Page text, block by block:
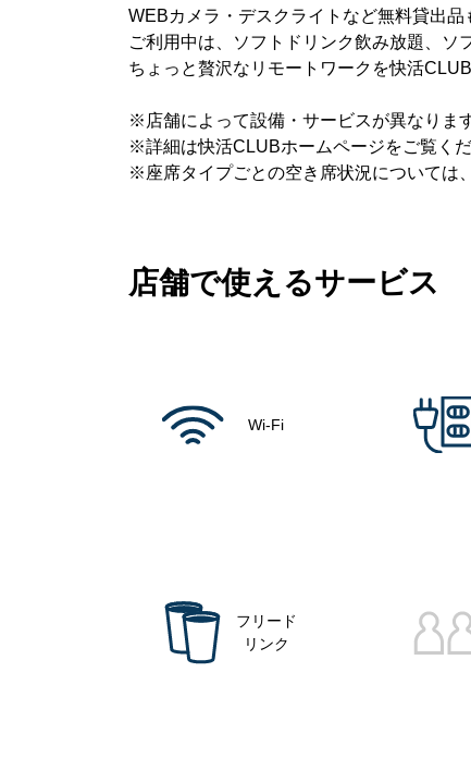
WEBカメラ・デスクライトなど無料貸出品
ご利用中は、ソフトドリンク飲み放題、ソ
ちょっと贅沢なリモートワークを快活CLUB
※店舗によって設備・サービスが異なります
※詳細は快活CLUBホームページをご覧くだ
※座席タイプごとの空き席状況については
店舗で使えるサービス
Wi-Fi
フリード
リンク